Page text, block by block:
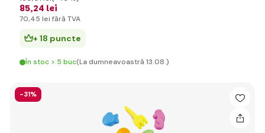
85,24 lei
70,45 lei fără TVA
+ 18 puncte
În stoc > 5 buc(La dumneavoastră 13.08.)
-31%